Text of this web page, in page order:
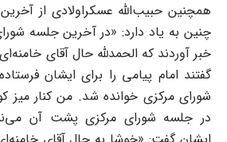
همچنین حبیب‌الله عسکراولادی از
چنین به یاد دارد: «در آخرین جلسه
خبر آوردند که الحمدلله حال آقای
گفتند امام پیامی را برای ایشان
شورای مرکزی خوانده شد. من کنار میز
در جلسه شورای مرکزی پشت آن